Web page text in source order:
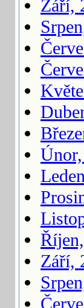
Září,
Září,